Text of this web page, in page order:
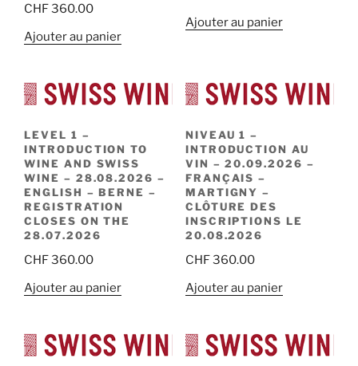
CHF360.00
Ajouter au panier
Ajouter au panier
LEVEL 1 –
INTRODUCTION TO
WINE AND SWISS
WINE – 28.08.2026 –
ENGLISH – BERNE –
REGISTRATION
CLOSES ON THE
28.07.2026
CHF360.00
Ajouter au panier
NIVEAU 1 –
INTRODUCTION AU
VIN – 20.09.2026 –
FRANÇAIS –
MARTIGNY –
CLÔTURE DES
INSCRIPTIONS LE
20.08.2026
CHF360.00
Ajouter au panier